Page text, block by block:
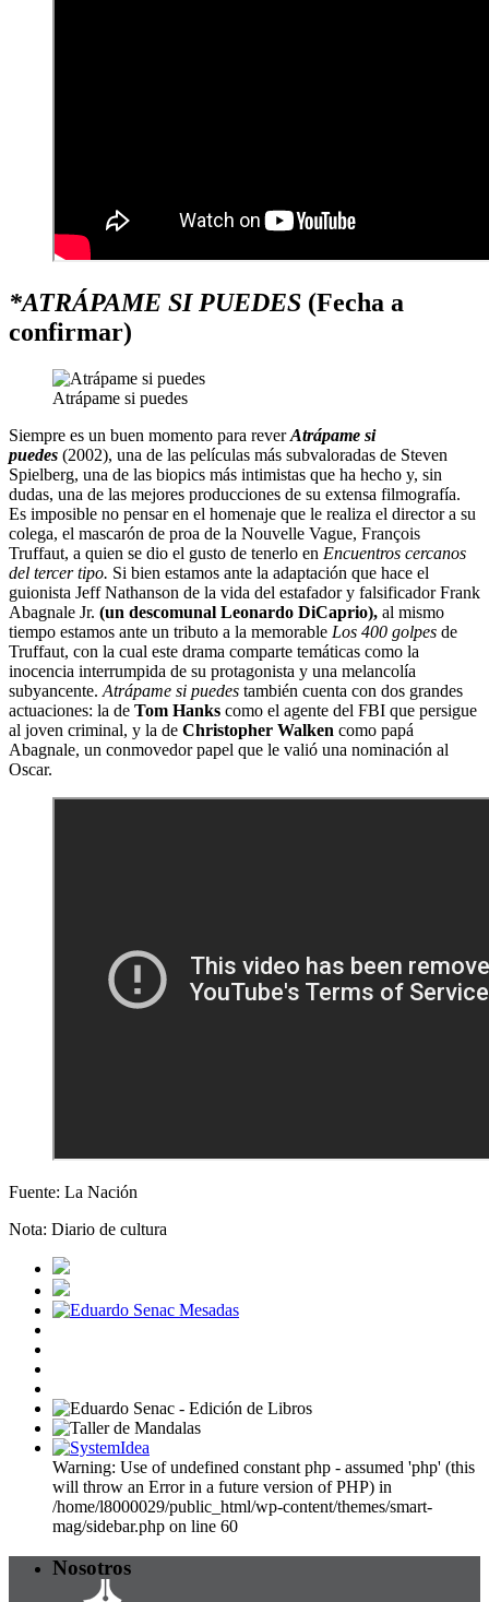
*ATRÁPAME SI PUEDES (Fecha a
confirmar)
Atrápame si puedes
Siempre es un buen momento para reverAtrápame si
puedes (2002), una de las películas más subvaloradas de Steven
Spielberg, una de las biopics más intimistas que ha hecho y, sin
dudas, una de las mejores producciones de su extensa filmografía.
Es imposible no pensar en el homenaje que le realiza el director a su
colega, el mascarón de proa de la Nouvelle Vague, François
Truffaut, a quien se dio el gusto de tenerlo en Encuentros cercanos
del tercer tipo. Si bien estamos ante la adaptación que hace el
guionista Jeff Nathanson de la vida del estafador y falsificador Frank
Abagnale Jr. (un descomunal Leonardo DiCaprio), al mismo
tiempo estamos ante un tributo a la memorable Los 400 golpes de
Truffaut, con la cual este drama comparte temáticas como la
inocencia interrumpida de su protagonista y una melancolía
subyancente. Atrápame si puedes también cuenta con dos grandes
actuaciones: la de Tom Hanks como el agente del FBI que persigue
al joven criminal, y la de Christopher Walken como papá
Abagnale, un conmovedor papel que le valió una nominación al
Oscar.
Fuente: La Nación
Nota: Diario de cultura
Warning: Use of undefined constant php - assumed 'php' (this
will throw an Error in a future version of PHP) in
/home/l8000029/public_html/wp-content/themes/smart-
mag/sidebar.php on line 60
Nosotros